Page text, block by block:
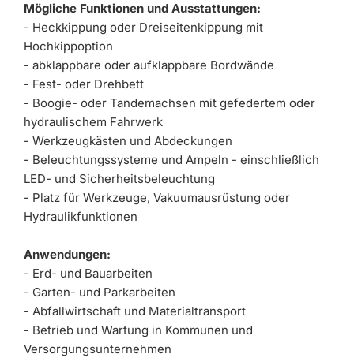
Mögliche Funktionen und Ausstattungen:
- Heckkippung oder Dreiseitenkippung mit
Hochkippoption
- abklappbare oder aufklappbare Bordwände
- Fest- oder Drehbett
- Boogie- oder Tandemachsen mit gefedertem oder
hydraulischem Fahrwerk
- Werkzeugkästen und Abdeckungen
- Beleuchtungssysteme und Ampeln - einschließlich
LED- und Sicherheitsbeleuchtung
- Platz für Werkzeuge, Vakuumausrüstung oder
Hydraulikfunktionen
Anwendungen:
- Erd- und Bauarbeiten
- Garten- und Parkarbeiten
- Abfallwirtschaft und Materialtransport
- Betrieb und Wartung in Kommunen und
Versorgungsunternehmen